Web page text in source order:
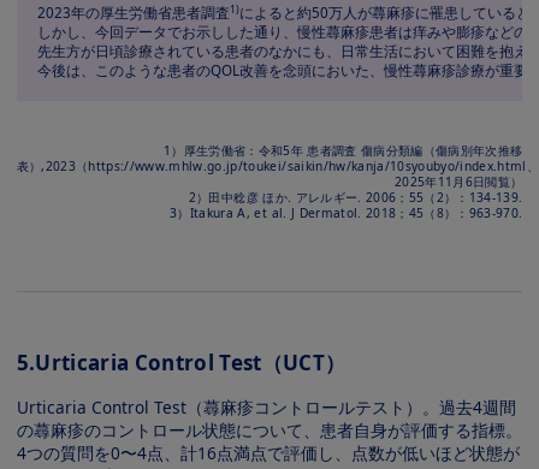
2023年の厚⽣労働省患者調査1)によると約50万⼈が蕁⿇疹に罹患している
しかし、今回データでお⽰しした通り、慢性蕁⿇疹患者は痒みや膨疹など
先⽣⽅が⽇頃診療されている患者のなかにも、⽇常⽣活において困難を抱え
今後は、このような患者のQOL改善を念頭においた、慢性蕁⿇疹診療が重要
1）厚⽣労働省：令和5年 患者調査 傷病分類編（傷病別年次推移
表）,2023（https://www.mhlw.go.jp/toukei/saikin/hw/kanja/10syoubyo/index.html、
2025年11⽉6⽇閲覧）
2）⽥中稔彦 ほか. アレルギー. 2006；55（2）：134-139.
3）Itakura A, et al. J Dermatol. 2018；45（8）：963-970.
5.Urticaria Control Test（UCT）
Urticaria Control Test（蕁⿇疹コントロールテスト）。過去4週間
の蕁⿇疹のコントロール状態について、患者⾃⾝が評価する指標。
4つの質問を0〜4点、計16点満点で評価し、点数が低いほど状態が